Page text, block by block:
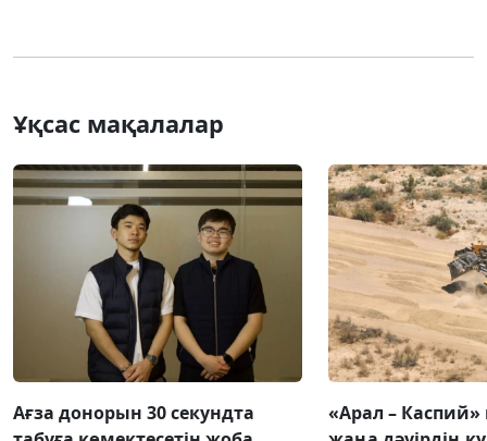
Ұқсас мақалалар
Ағза донорын 30 секундта
«Арал – Каспий»